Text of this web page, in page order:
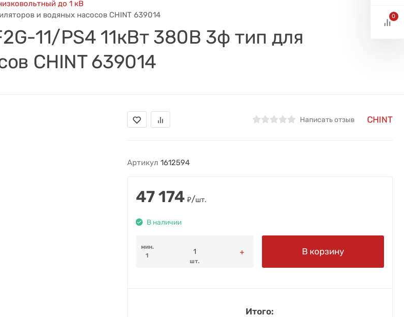
до 1 кВ
и водяных насосов CHINT 639014
11/PS4 11кВт 380В 3ф тип для
CHINT 639014
Написать отзыв CHINT
Артикул 1612594
47 174 ₽/шт.
В наличии
мин.
1
шт.
В корзину
Итого:
0